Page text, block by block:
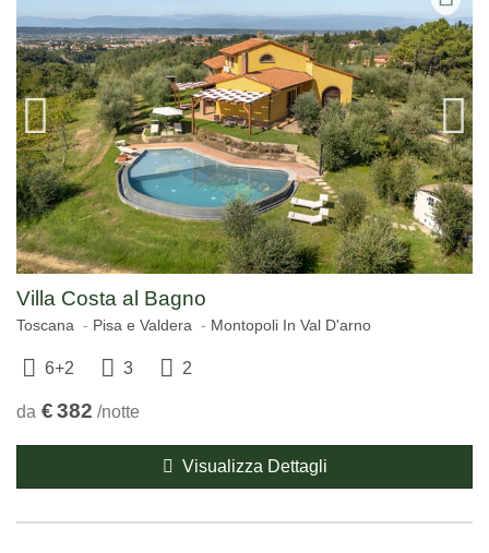
Villa Costa al Bagno
Toscana Pisa e Valdera Montopoli In Val D'arno
6+2 3 2
da €382 /notte
Visualizza Dettagli